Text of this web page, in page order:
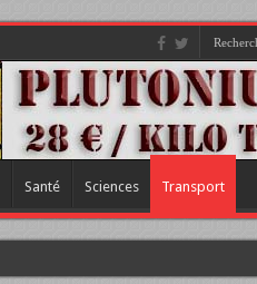
Santé Sciences Transport